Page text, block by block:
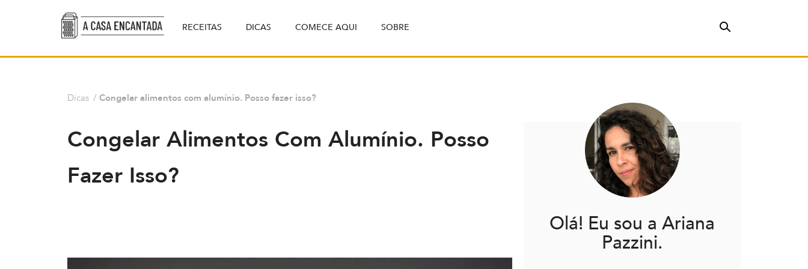
RECEITAS DICAS COMECE AQUI SOBRE
Dicas / Congelar alimentos com alumínio. Posso fazer isso?
Congelar Alimentos Com Alumínio. Posso
Fazer Isso?
Olá! Eu sou a Ariana
Pazzini.